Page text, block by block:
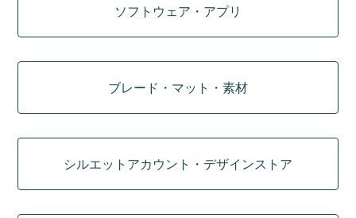
ソフトウェア・アプリ
ブレード・マット・素材
シルエットアカウント・デザインストア